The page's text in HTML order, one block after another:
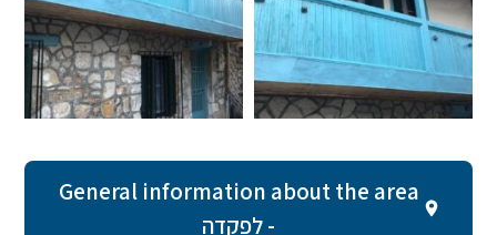
General information about the area
- לפקדה